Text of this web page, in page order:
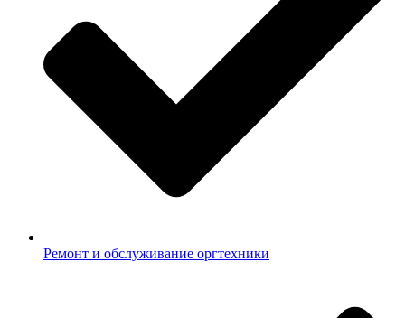
Ремонт и обслуживание оргтехники